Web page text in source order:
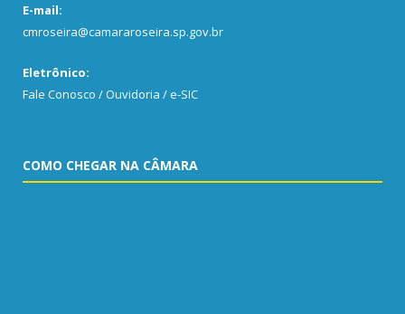
E-mail:
cmroseira@camararoseira.sp.gov.br
Eletrônico:
Fale Conosco / Ouvidoria / e-SIC
COMO CHEGAR NA CÂMARA